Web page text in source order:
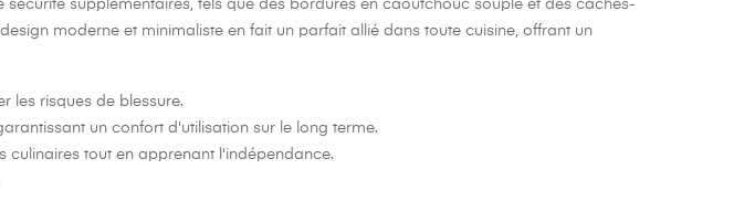
supplémentaires, tels que des bordures en caoutchouc souple et des caches-
moderne et minimaliste en fait un parfait allié dans toute cuisine, offrant un
les risques de blessure.
un confort d'utilisation sur le long terme.
tout en apprenant l'indépendance.